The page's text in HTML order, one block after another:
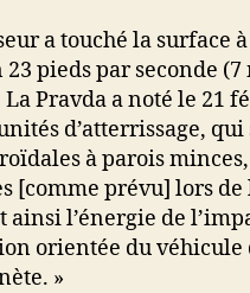
a touché la surface
23 pieds par seconde
La Pravda a noté le 21
d’atterrissage, qui
à parois
[comme prévu] lors de
ainsi l’énergie de
orientée du véhicule
»